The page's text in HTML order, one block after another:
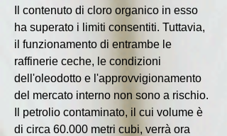
Il contenuto di cloro organico in esso
ha superato i limiti consentiti. Tuttavia,
il funzionamento di entrambe le
raffinerie ceche, le condizioni
dell'oleodotto e l'approvvigionamento
del mercato interno non sono a rischio.
Il petrolio contaminato, il cui volume è
di circa 60.000 metri cubi, verrà ora